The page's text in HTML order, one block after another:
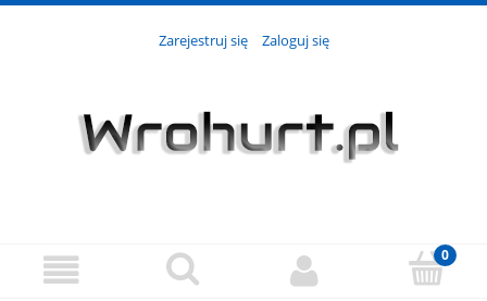
Zarejestruj się Zaloguj się